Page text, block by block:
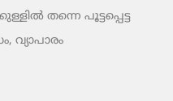
തന്നെ പൂട്ടപ്പെട്ട
വ്യാപാരം